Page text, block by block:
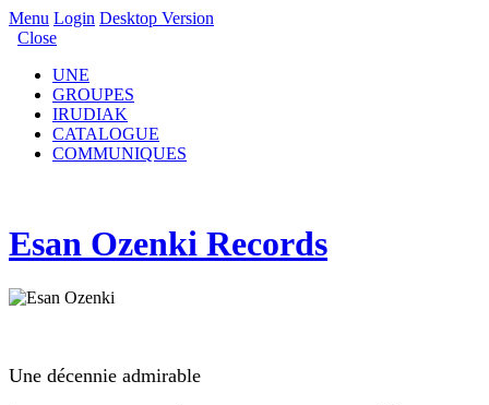
Menu Login Desktop Version
Close
UNE
GROUPES
IRUDIAK
CATALOGUE
COMMUNIQUES
Esan Ozenki Records
Une décennie admirable